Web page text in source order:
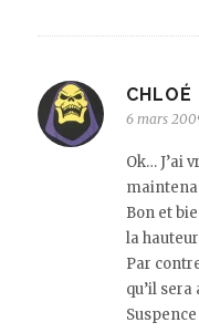
CHLOÉ
6 mars
Ok… J’ai
Bon et
la
Par
qu’il
Suspence